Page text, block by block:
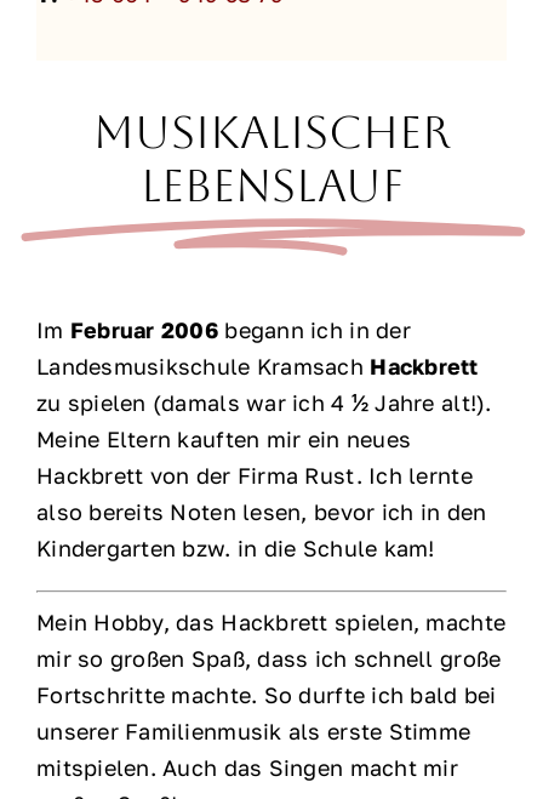
Musikalischer
Lebenslauf
Im Februar 2006 begann ich in der
Landesmusikschule Kramsach Hackbrett
zu spielen (damals war ich 4 ½ Jahre alt!).
Meine Eltern kauften mir ein neues
Hackbrett von der Firma Rust. Ich lernte
also bereits Noten lesen, bevor ich in den
Kindergarten bzw. in die Schule kam!
Mein Hobby, das Hackbrett spielen, machte
mir so großen Spaß, dass ich schnell große
Fortschritte machte. So durfte ich bald bei
unserer Familienmusik als erste Stimme
mitspielen. Auch das Singen macht mir